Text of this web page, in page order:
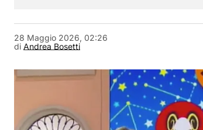
di Andrea Bosetti
28 Maggio 2026, 02:26